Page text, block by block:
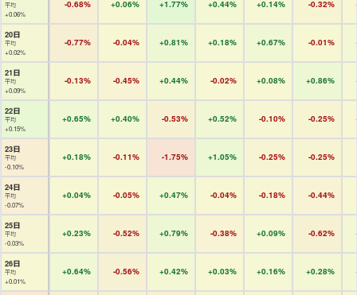
平均
+0.06%
-0.68% +0.06% +1.77% +0.44% +0.14% -0.32%
20日
平均
+0.02%
-0.77% -0.04% +0.81% +0.18% +0.67% -0.01%
21日
平均
+0.09%
-0.13% -0.45% +0.44% -0.02% +0.08% +0.86%
22日
平均
+0.15%
+0.65% +0.40% -0.53% +0.52% -0.10% -0.25%
23日
平均
-0.10%
+0.18% -0.11% -1.75% +1.05% -0.25% -0.25%
24日
平均
-0.07%
+0.04% -0.05% +0.47% -0.04% -0.18% -0.44%
25日
平均
-0.03%
+0.23% -0.52% +0.79% -0.38% +0.09% -0.62%
26日
平均
+0.01%
+0.64% -0.56% +0.42% +0.03% +0.16% +0.28%